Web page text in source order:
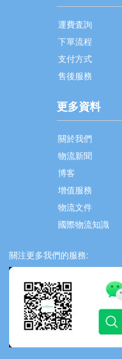
運費査詢
下單流程
支付方式
售後服務
更多資料
關於我們
物流新聞
博客
增值服務
物流文件
國際物流知識
關注更多我們的服務: